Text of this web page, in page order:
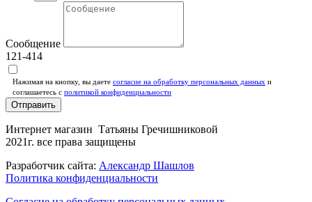
Сообщение
121-414
Нажимая на кнопку, вы даете согласие на обработку персональных данных и
соглашаетесь c политикой конфиденциальности
Отправить
Интернет магазин Татьяны Гречишниковой
2021г. все права защищены
Разработчик сайта: Александр Шашлов
Политика конфиденциальности